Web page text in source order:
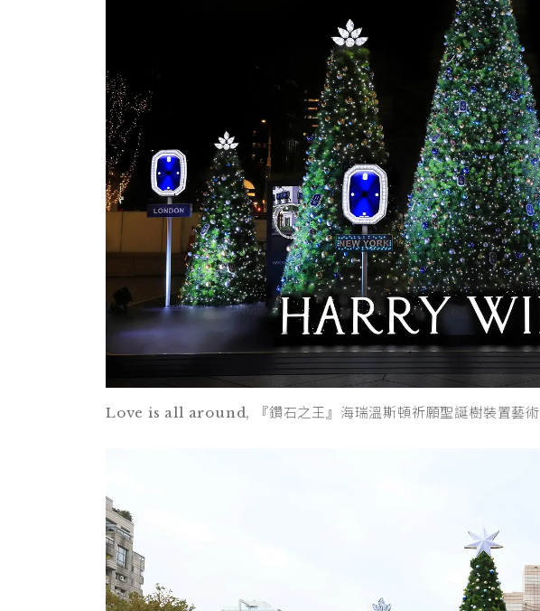
Love is all around, 『鑽石之王』海瑞溫斯頓祈願聖誕樹裝置藝術